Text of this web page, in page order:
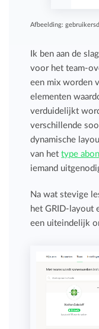
Afbeelding:
Ik ben aan de
voor het team-
een mix worden
elementen
verduidelijkt
verschillende
dynamische
van hettype
iemand
Na wat stevige
het GRID-layout
een uiteindelijk